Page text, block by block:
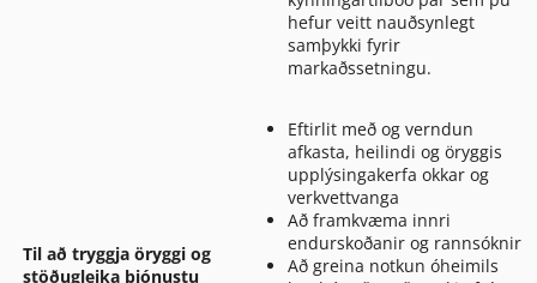
hefur veitt nauðsynlegt
samþykki fyrir
markaðssetningu.
Til að tryggja öryggi og
stöðugleika þjónustu
Eftirlit með og verndun
afkasta, heilindi og öryggis
upplýsingakerfa okkar og
verkvettvanga
Að framkvæma innri
endurskoðanir og rannsóknir
Að greina notkun óheimils